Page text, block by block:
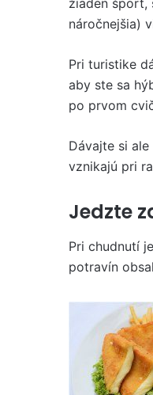
náročnejšia)
Pri turistike
aby ste sa
po prvom
Dávajte si
vznikajú pri
Jedzte
Pri chudnutí
potravín